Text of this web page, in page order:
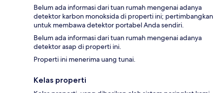
Belum ada informasi dari tuan rumah mengenai adanya
detektor karbon monoksida di properti ini; pertimbangkan
untuk membawa detektor portabel Anda sendiri.
Belum ada informasi dari tuan rumah mengenai adanya
detektor asap di properti ini.
Properti ini menerima uang tunai.
Kelas properti